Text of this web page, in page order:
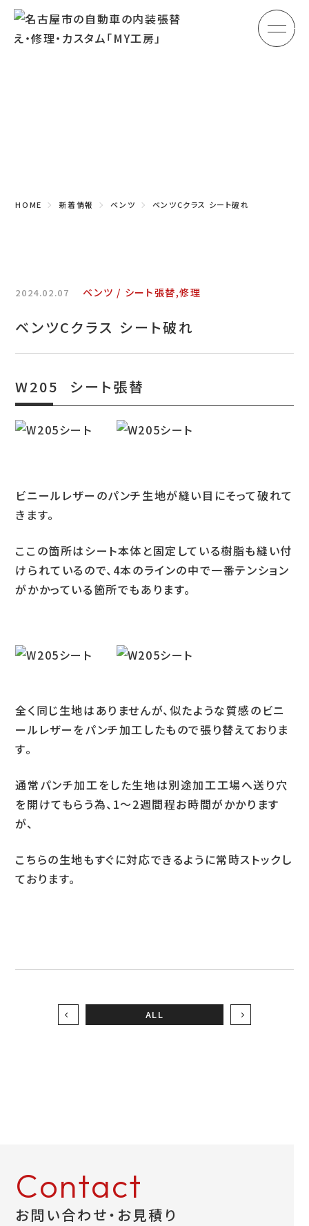
メ
特定商取引表示
新着情報
施工例
Tel.052-382-1913
9:00～18:00 / 不定休（完全予約制）
お問い合わせ
LINEお見積り
HOME 新着情報 ベンツ ベンツCクラス シート破れ
2024.02.07 ベンツ シート張替,修理
ベンツCクラス シート破れ
W205 シート張替
ビニールレザーのパンチ生地が縫い目にそって破れて
きます。
ここの箇所はシート本体と固定している樹脂も縫い付
けられているので、4本のラインの中で一番テンション
がかかっている箇所でもあります。
全く同じ生地はありませんが、似たような質感のビニ
ールレザーをパンチ加工したもので張り替えておりま
す。
通常パンチ加工をした生地は別途加工工場へ送り穴
を開けてもらう為、1～2週間程お時間がかかります
が、
こちらの生地もすぐに対応できるように常時ストックし
ております。
ALL
Contact
お問い合わせ・お見積り